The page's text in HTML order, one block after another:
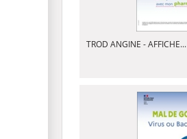
TROD ANGINE - AFFICHE...